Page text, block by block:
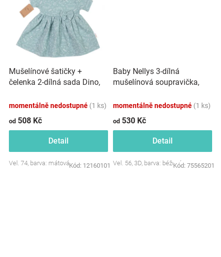
Hračkářství
Přihlášení
Mušelínové šatičky +
čelenka 2-dílná sada Dino,
momentálně nedostupné (1 ks)
od 508 Kč
Detail
Vel. 74, barva: mátováKód: 12160101
Baby Nellys 3-dílná
mušelínová soupravička,
čelenka, béžová
momentálně nedostupné (1 ks)
od 530 Kč
Detail
Vel. 56, 3D, barva: béžová
Kód: 75565201